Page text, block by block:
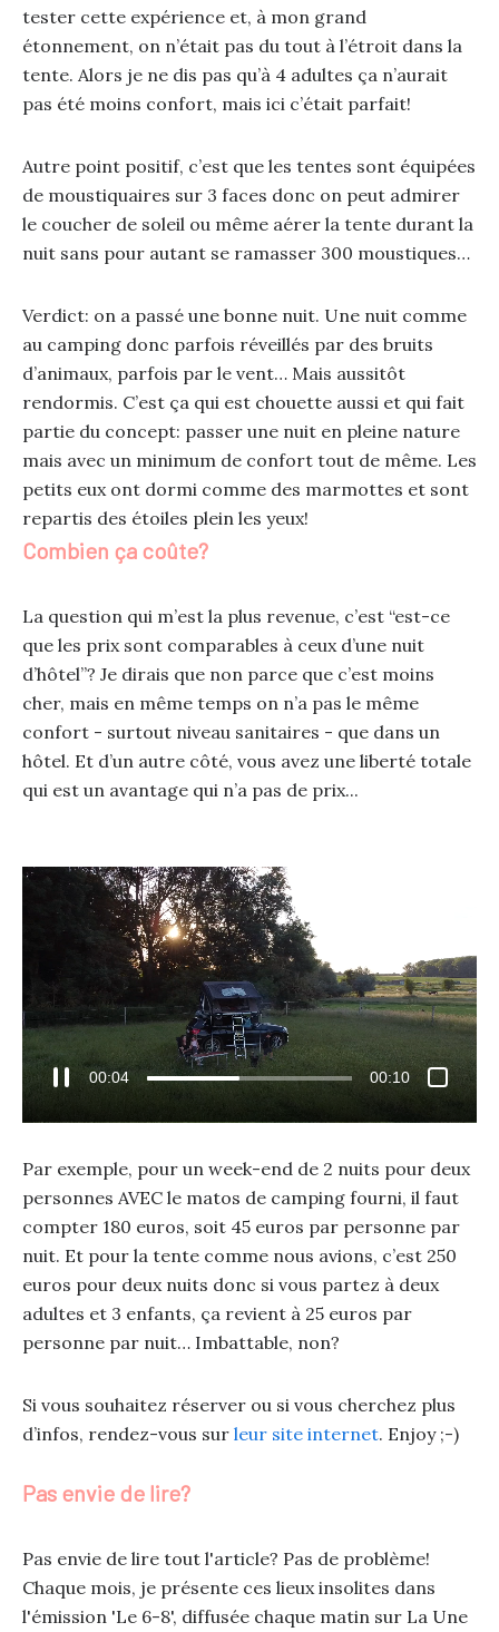
tester cette expérience et, à mon grand
étonnement, on n’était pas du tout à l’étroit dans la
tente. Alors je ne dis pas qu’à 4 adultes ça n’aurait
pas été moins confort, mais ici c’était parfait!
Autre point positif, c’est que les tentes sont équipées
de moustiquaires sur 3 faces donc on peut admirer
le coucher de soleil ou même aérer la tente durant la
nuit sans pour autant se ramasser 300 moustiques…
Verdict: on a passé une bonne nuit. Une nuit comme
au camping donc parfois réveillés par des bruits
d’animaux, parfois par le vent… Mais aussitôt
rendormis. C’est ça qui est chouette aussi et qui fait
partie du concept: passer une nuit en pleine nature
mais avec un minimum de confort tout de même. Les
petits eux ont dormi comme des marmottes et sont
repartis des étoiles plein les yeux!
Combien ça coûte?
La question qui m’est la plus revenue, c’est “est-ce
que les prix sont comparables à ceux d’une nuit
d’hôtel”? Je dirais que non parce que c’est moins
cher, mais en même temps on n’a pas le même
confort - surtout niveau sanitaires - que dans un
hôtel. Et d’un autre côté, vous avez une liberté totale
qui est un avantage qui n’a pas de prix...
00:05 00:10
Par exemple, pour un week-end de 2 nuits pour deux
personnes AVEC le matos de camping fourni, il faut
compter 180 euros, soit 45 euros par personne par
nuit. Et pour la tente comme nous avions, c’est 250
euros pour deux nuits donc si vous partez à deux
adultes et 3 enfants, ça revient à 25 euros par
personne par nuit… Imbattable, non?
Si vous souhaitez réserver ou si vous cherchez plus
d’infos, rendez-vous sur leur site internet. Enjoy ;-)
Pas envie de lire?
Pas envie de lire tout l'article? Pas de problème!
Chaque mois, je présente ces lieux insolites dans
l'émission 'Le 6-8', diffusée chaque matin sur La Une